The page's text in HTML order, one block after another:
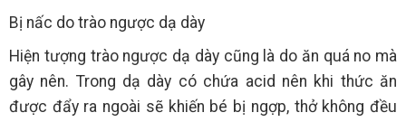
Bị nấc do trào ngược dạ dày
Hiện tượng trào ngược dạ dày cũng là do ăn quá no mà
gây nên. Trong dạ dày có chứa acid nên khi thức ăn
được đẩy ra ngoài sẽ khiến bé bị ngợp, thở không đều